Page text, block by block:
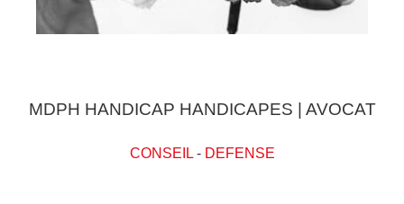
MDPH HANDICAP HANDICAPES | AVOCAT
CONSEIL- DEFENSE